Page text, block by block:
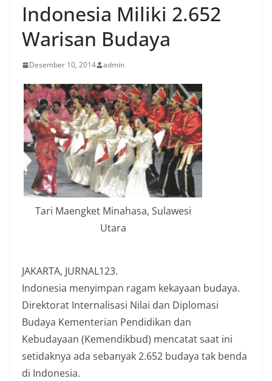
Indonesia Miliki 2.652
Warisan Budaya
Desember 10, 2014 admin
Tari Maengket Minahasa, Sulawesi
Utara
JAKARTA, JURNAL123.
Indonesia menyimpan ragam kekayaan budaya.
Direktorat Internalisasi Nilai dan Diplomasi
Budaya Kementerian Pendidikan dan
Kebudayaan (Kemendikbud) mencatat saat ini
setidaknya ada sebanyak 2.652 budaya tak benda
di Indonesia.